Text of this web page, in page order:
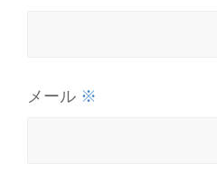
メール ※